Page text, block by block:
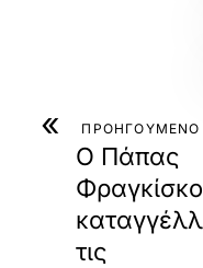
« ΠΡΟΗΓΟΥΜΕΝΟ
Ο Πάπας
τις